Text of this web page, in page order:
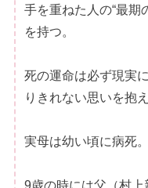
手を重ねた人の“最期
を持つ。
死の運命は必ず現実
りきれない思いを抱
実母は幼い頃に病死。
9歳の時には父（村